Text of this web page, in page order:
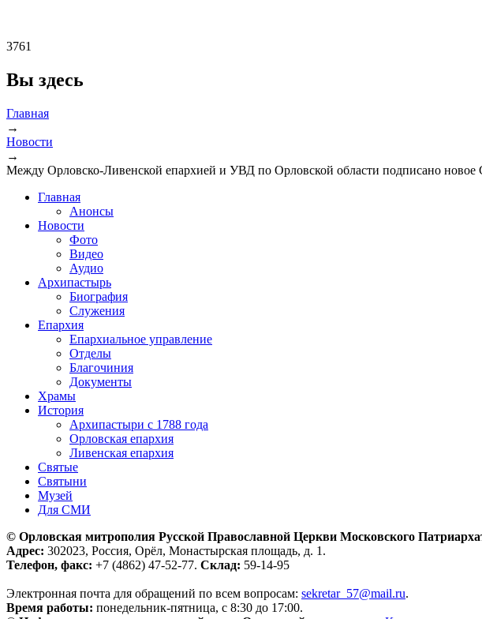
3761
Вы здесь
Главная
→
Новости
→
Между Орловско-Ливенской епархией и УВД по Орловской области подписано новое
Главная
Анонсы
Новости
Фото
Видео
Аудио
Архипастырь
Биография
Служения
Епархия
Епархиальное управление
Отделы
Благочиния
Документы
Храмы
История
Архипастыри с 1788 года
Орловская епархия
Ливенская епархия
Святые
Святыни
Музей
Для СМИ
© Орловская митрополия Русской Православной Церкви Московского
Адрес: 302023, Россия, Орёл, Монастырская площадь, д. 1.
Телефон, факс: +7 (4862) 47-52-77. Склад: 59-14-95
Электронная почта для обращений по всем вопросам: sekretar_57@mail.ru.
Время работы: понедельник-пятница, с 8:30 до 17:00.